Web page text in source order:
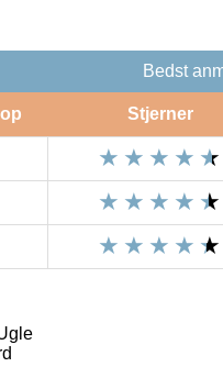
Bedst
Stjerner